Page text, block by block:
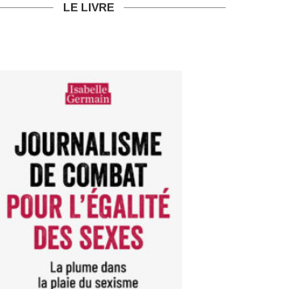
LE LIVRE